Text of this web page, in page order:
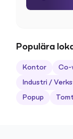
Populära
Kontor Co-
Industri /
Popup